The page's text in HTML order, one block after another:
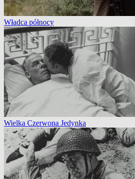
Władca północy
Wielka Czerwona Jedynka